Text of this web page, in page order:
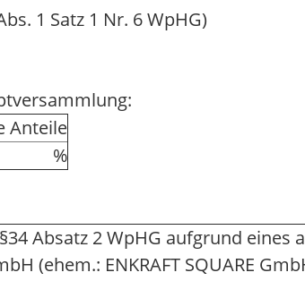
1 Satz 1 Nr. 6 WpHG)
Anteile
%
Absatz 2 WpHG aufgrund eines
(ehem.: ENKRAFT SQUARE